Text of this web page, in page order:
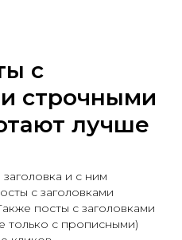
с
строчными
лучше
и с ним
с заголовками
посты с заголовками
только с прописными)